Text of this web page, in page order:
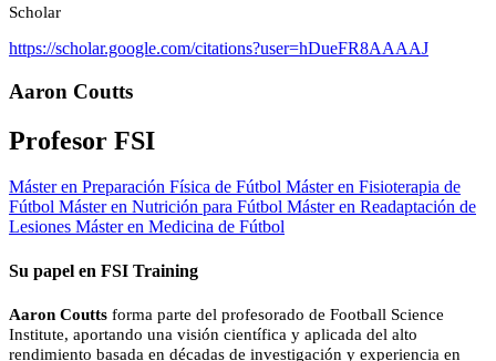
Scholar
https://scholar.google.com/citations?user=hDueFR8AAAAJ
Aaron Coutts
Profesor FSI
Máster en Preparación Física de Fútbol Máster en Fisioterapia de
Fútbol Máster en Nutrición para Fútbol Máster en Readaptación de
Lesiones Máster en Medicina de Fútbol
Su papel en FSI Training
Aaron Coutts forma parte del profesorado de Football Science
Institute, aportando una visión científica y aplicada del alto
rendimiento basada en décadas de investigación y experiencia en